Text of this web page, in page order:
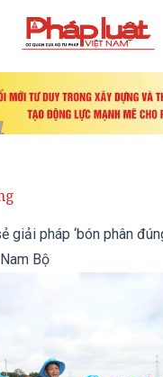
giải pháp ‘bón phân
Bộ